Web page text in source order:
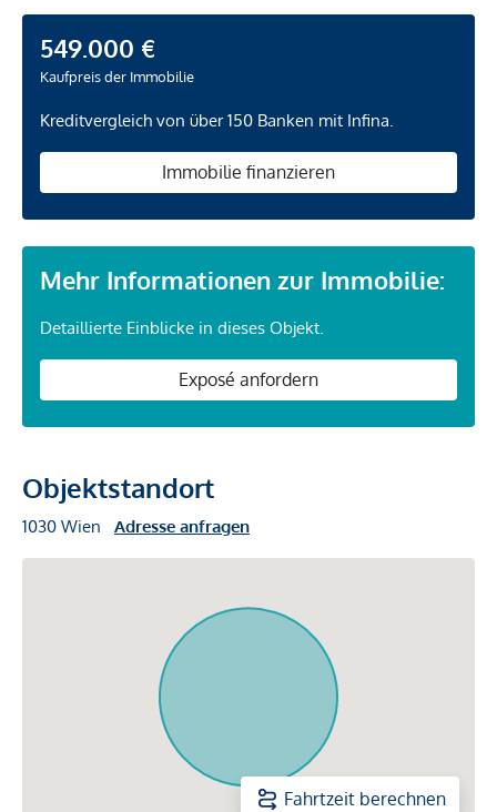
549.000 €
Kaufpreis der Immobilie
Kreditvergleich von über 150 Banken mit Infina.
Immobilie finanzieren
Mehr Informationen zur Immobilie:
Detaillierte Einblicke in dieses Objekt.
Exposé anfordern
Objektstandort
1030 Wien Adresse anfragen
Fahrtzeit berechnen